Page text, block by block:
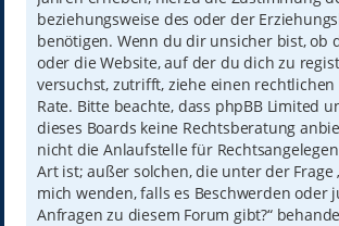
beziehungsweise des oder der
benötigen. Wenn du dir unsicher bist, ob
oder die Website, auf der du dich zu
versuchst, zutrifft, ziehe einen rechtlichen
Rate. Bitte beachte, dass phpBB Limited
dieses Boards keine Rechtsberatung
nicht die Anlaufstelle für
Art ist; außer solchen, die unter der Frage
mich wenden, falls es Beschwerden oder
Anfragen zu diesem Forum gibt?“